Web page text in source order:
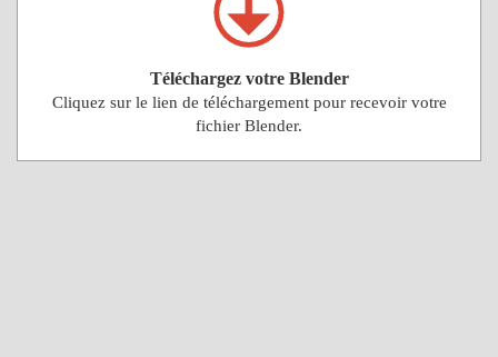
Téléchargez votre Blender
Cliquez sur le lien de téléchargement pour recevoir votre
fichier Blender.